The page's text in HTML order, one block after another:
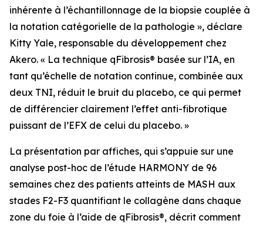
inhérente à l’échantillonnage de la biopsie couplée à
la notation catégorielle de la pathologie », déclare
Kitty Yale, responsable du développement chez
Akero. « La technique qFibrosis® basée sur l’IA, en
tant qu’échelle de notation continue, combinée aux
deux TNI, réduit le bruit du placebo, ce qui permet
de différencier clairement l’effet anti-fibrotique
puissant de l’EFX de celui du placebo. »
La présentation par affiches, qui s’appuie sur une
analyse post-hoc de l’étude HARMONY de 96
semaines chez des patients atteints de MASH aux
stades F2-F3 quantifiant le collagène dans chaque
zone du foie à l’aide de qFibrosis®, décrit comment